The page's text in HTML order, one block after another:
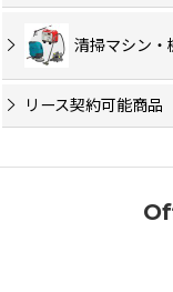
清掃マシン・
リース契約可能商品